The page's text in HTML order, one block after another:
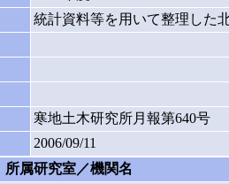
統計資料等を用いて整理した
寒地土木研究所月報第640号
2006/09/11
所属研究室／機関名